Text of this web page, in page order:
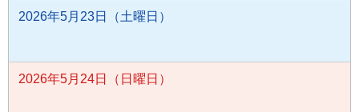
2026年5月23日（土曜日）
2026年5月24日（日曜日）